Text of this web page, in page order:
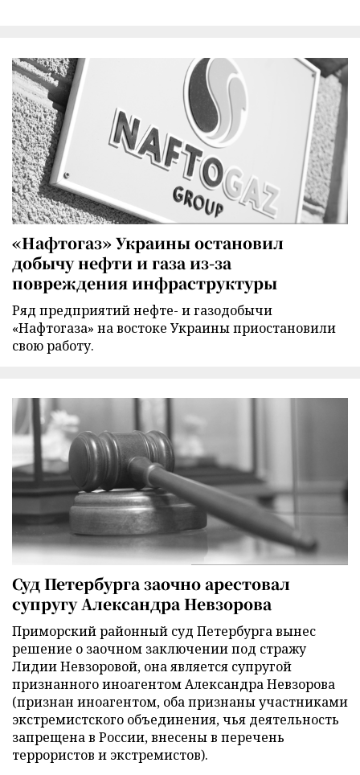
«Нафтогаз» Украины остановил
добычу нефти и газа из-за
повреждения инфраструктуры
Ряд предприятий нефте- и газодобычи
«Нафтогаза» на востоке Украины приостановили
свою работу.
Суд Петербурга заочно арестовал
супругу Александра Невзорова
Приморский районный суд Петербурга вынес
решение о заочном заключении под стражу
Лидии Невзоровой, она является супругой
признанного иноагентом Александра Невзорова
(признан иноагентом, оба признаны участниками
экстремистского объединения, чья деятельность
запрещена в России, внесены в перечень
террористов и экстремистов).